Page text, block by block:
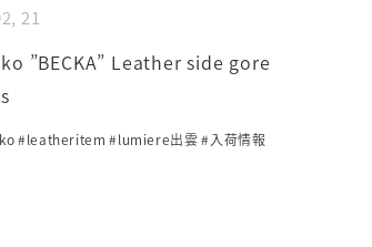
21
”BECKA” Leather side gore
#leatheritem #lumiere出雲#入荷情報